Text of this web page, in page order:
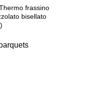
frassino
bisellato